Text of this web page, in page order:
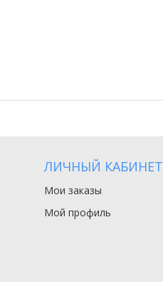
ЛИЧНЫЙ КАБИНЕТ
Мои заказы
Мой профиль